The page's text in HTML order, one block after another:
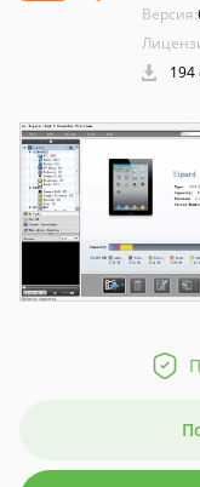
Версия:
194